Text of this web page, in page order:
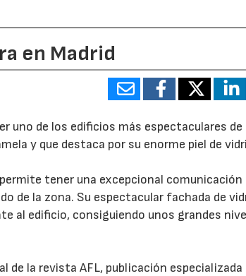
en Madrid
uno de los edificios más espectaculares
y que destaca por su enorme piel de
tener una excepcional comunicación
de la zona. Su espectacular fachada de
al edificio, consiguiendo unos grandes
la revista AFL, publicación especializada